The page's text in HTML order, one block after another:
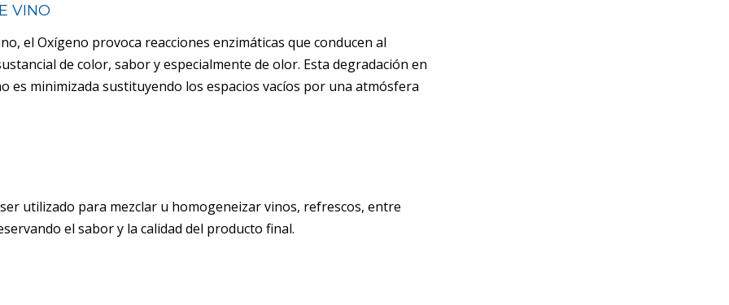
VINO
el Oxígeno provoca reacciones enzimáticas que conducen al
de color, sabor y especialmente de olor. Esta degradación en
es minimizada sustituyendo los espacios vacíos por una atmósfera
utilizado para mezclar u homogeneizar vinos, refrescos, entre
el sabor y la calidad del producto final.